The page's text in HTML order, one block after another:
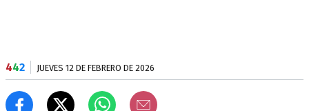
442 JUEVES 12 DE FEBRERO DE 2026